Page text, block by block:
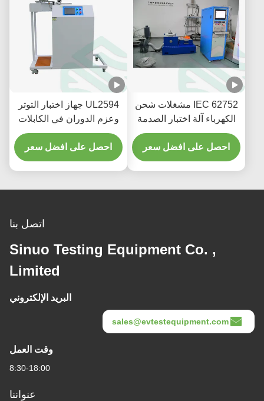
IEC 62752 مشغلات شحن
الكهرباء آلة اختبار الصدمة
الاهتزاز الكهرومغناطيسي
احصل على افضل سعر
UL2594 جهاز اختبار التوتر
وعزم الدوران في الكابلات
لمقابس المركبات
احصل على افضل سعر
اتصل بنا
Sinuo Testing Equipment Co. ,
Limited
البريد الإلكتروني
sales@evtestequipment.com
وقت العمل
8:30-18:00
عنواننا